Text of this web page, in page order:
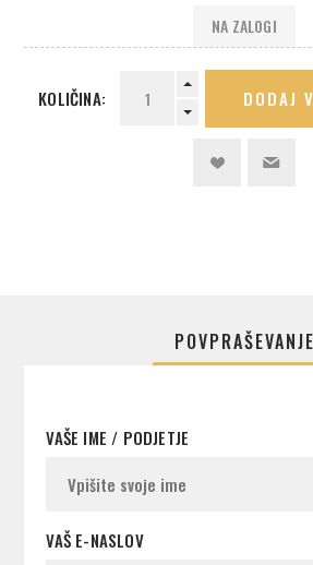
NA ZALOGI
KOLIČINA: DODAJ
POVPRAŠEVANJE
VAŠE IME / PODJETJE
VAŠ E-NASLOV